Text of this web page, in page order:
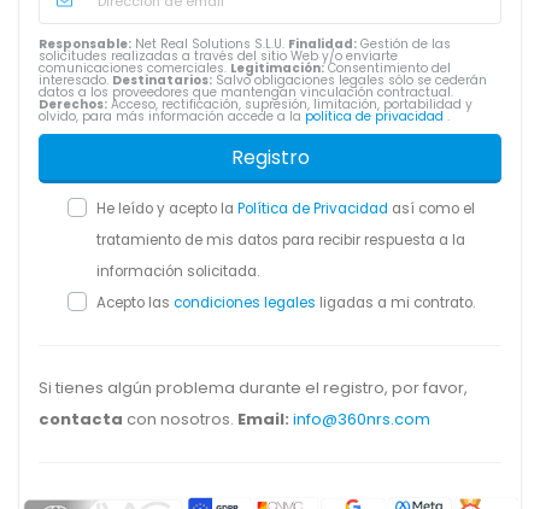
Responsable: Net Real Solutions S.L.U. Finalidad: Gestión de las
solicitudes realizadas a través del sitio Web y/o enviarte
comunicaciones comerciales. Legitimación:Consentimiento del
interesado. Destinatarios: Salvo obligaciones legales sólo se cederán
datos a los proveedores que mantengan vinculación contractual.
Derechos: Acceso, rectificación, supresión, limitación, portabilidad y
olvido, para más información accede a la política de privacidad .
Registro
He leído y acepto la Política de Privacidad así como el
tratamiento de mis datos para recibir respuesta a la
información solicitada.
Acepto las condiciones legales ligadas a mi contrato.
Si tienes algún problema durante el registro, por favor,
contacta con nosotros. Email: info@360nrs.com